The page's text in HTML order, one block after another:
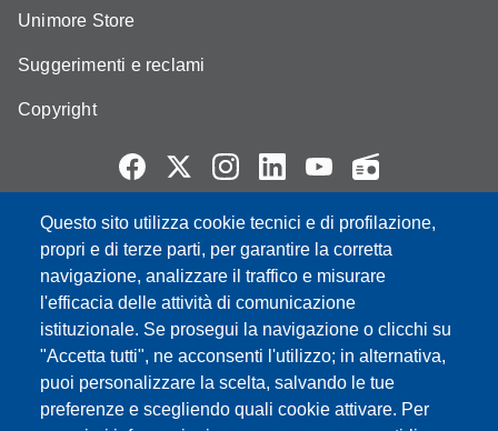
Questo sito utilizza cookie tecnici e di profilazione,
propri e di terze parti, per garantire la corretta
navigazione, analizzare il traffico e misurare
l'efficacia delle attività di comunicazione
istituzionale. Se prosegui la navigazione o clicchi su
"Accetta tutti", ne acconsenti l'utilizzo; in alternativa,
puoi personalizzare la scelta, salvando le tue
preferenze e scegliendo quali cookie attivare. Per
Unimore Store
Suggerimenti e reclami
Copyright
Partita IVA: 00427620364
e-mail: urp@unimore.it
PEC: primo contatto: urp@pec.unimore.it
Indirizzo ReGIndE per notifica Atti Processuali:
direzionelegale@pec.unimore.it
Sede di Modena: Via Università 4, 41121 Modena, Tel. 059
2056511 - Fax 059 245156